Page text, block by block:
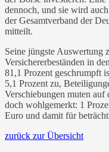
dennoch, und sie wird
der Gesamtverband der
mitteilt.
Seine jüngste Auswertung
Versichererbeständen in
81,1 Prozent geschrumpft
5,1 Prozent zu,
Verschiebungen muten
doch wohlgemerkt: 1
Euro und damit für
zurück zur Übersicht